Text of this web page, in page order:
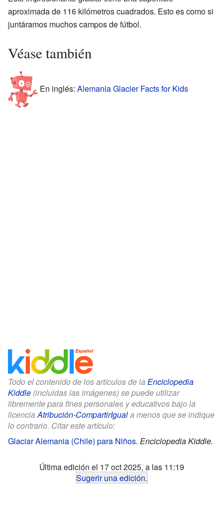
aproximada de 116 kilómetros cuadrados. Esto es como si
juntáramos muchos campos de fútbol.
Véase también
En inglés: Alemania Glacier Facts for Kids
Todo el contenido de los artículos de la Enciclopedia
Kiddle (incluidas las imágenes) se puede utilizar
libremente para fines personales y educativos bajo la
licenciaAtribución-CompartirIguala menos que se indique
lo contrario. Citar este artículo:
Glaciar Alemania (Chile) para Niños. Enciclopedia Kiddle.
Última edición el 17 oct 2025, a las 11:19
Sugerir una edición.